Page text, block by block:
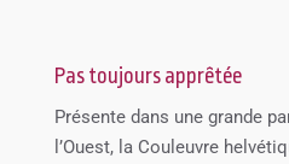
Pas toujours apprêtée
Présente dans une grande
l’Ouest, la Couleuvre